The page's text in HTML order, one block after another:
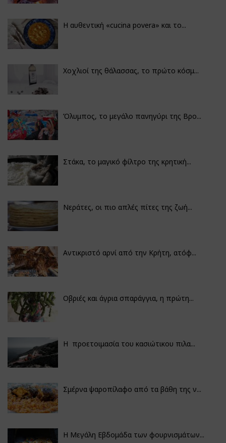
Η αυθεντική «cucina povera» και το...
Χοχλιοί της θάλασσας, το πρώτο κόσμ...
Όλυμπος, το μεγάλο πανηγύρι της Βρο...
Στάκα, το μαγικό φίλτρο της κρητική...
Νεράτες, οι πιο απλές πίτες της ζωή...
Αντικριστό αρνί από την Κρήτη, ατόφ...
Οβριές και άγρια σπαράγγια, η πρώτη...
Η προετοιμασία του κασιώτικου πιλα...
Σμέρνα ψαροπίλαφο από τα βάθη της ν...
Η Μεγάλη Εβδομάδα των φουρνισμάτων...